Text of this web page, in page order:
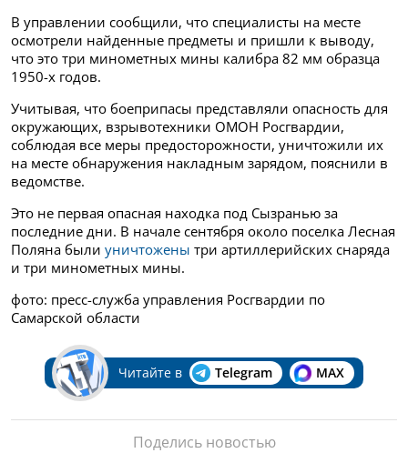
В управлении сообщили, что специалисты на месте
осмотрели найденные предметы и пришли к выводу,
что это три минометных мины калибра 82 мм образца
1950-х годов.
Учитывая, что боеприпасы представляли опасность для
окружающих, взрывотехники ОМОН Росгвардии,
соблюдая все меры предосторожности, уничтожили их
на месте обнаружения накладным зарядом, пояснили в
ведомстве.
Это не первая опасная находка под Сызранью за
последние дни. В начале сентября около поселка Лесная
Поляна были уничтожены три артиллерийских снаряда
и три минометных мины.
фото: пресс-служба управления Росгвардии по
Самарской области
Читайте в Telegram MAX
Поделись новостью